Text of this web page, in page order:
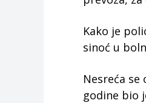
Kako je
sinoć u
Nesreća
godine bio